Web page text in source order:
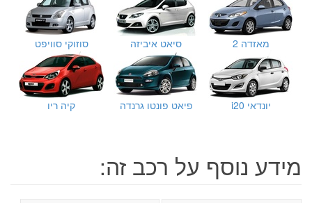
מאזדה 2 סיאט איביזה סוזוקי סוויפט
יונדאי i20 פיאט פונטו גרנדה קיה ריו
מידע נוסף על רכב זה: